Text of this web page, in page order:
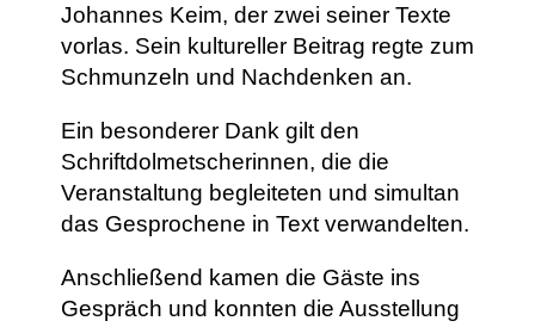
Johannes Keim, der zwei seiner Texte
vorlas. Sein kultureller Beitrag regte zum
Schmunzeln und Nachdenken an.
Ein besonderer Dank gilt den
Schriftdolmetscherinnen, die die
Veranstaltung begleiteten und simultan
das Gesprochene in Text verwandelten.
Anschließend kamen die Gäste ins
Gespräch und konnten die Ausstellung